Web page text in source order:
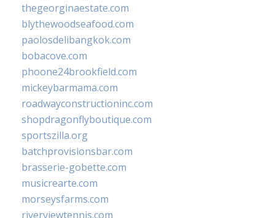
thegeorginaestate.com
blythewoodseafood.com
paolosdelibangkok.com
bobacove.com
phoone24brookfield.com
mickeybarmama.com
roadwayconstructioninc.com
shopdragonflyboutique.com
sportszilla.org
batchprovisionsbar.com
brasserie-gobette.com
musicrearte.com
morseysfarms.com
riverviewtennis.com